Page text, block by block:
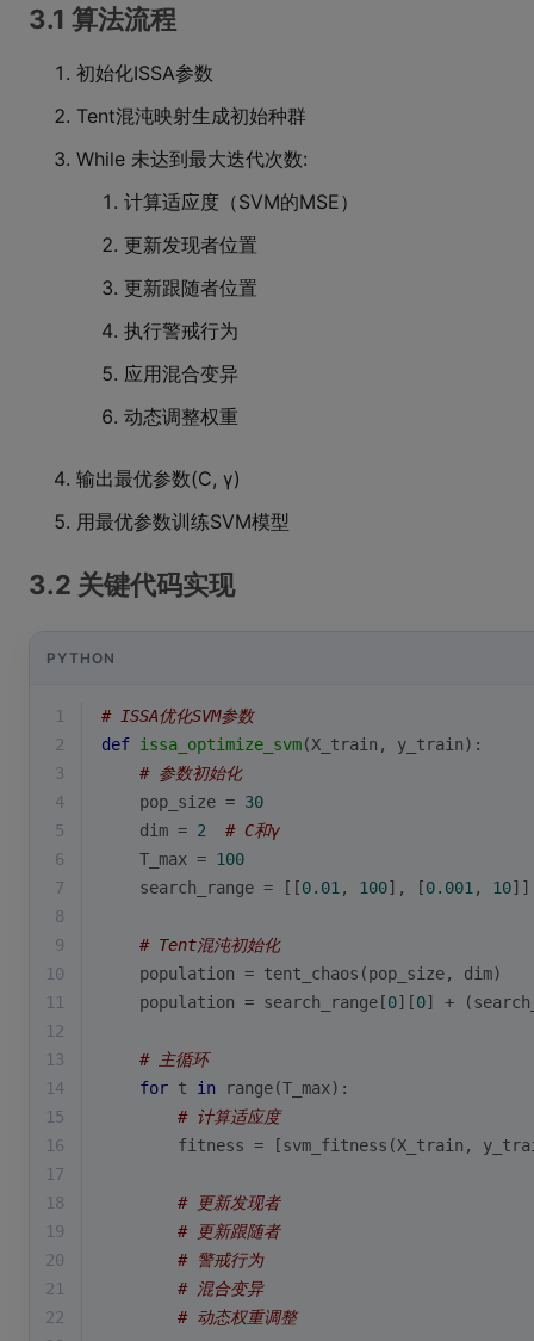
3.1 算法流程
初始化ISSA参数
Tent混沌映射生成初始种群
While 未达到最大迭代次数:
计算适应度（SVM的MSE）
更新发现者位置
更新跟随者位置
执行警戒行为
应用混合变异
动态调整权重
输出最优参数(C, γ)
用最优参数训练SVM模型
3.2 关键代码实现
PYTHON
1
# ISSA优化SVM参数
2
def issa_optimize_svm(X_train, y_train):
3
# 参数初始化
4
    pop_size =
30
5
    dim =
2
# C和γ
6
    T_max =
100
7
    search_range = [[
0.01 , 100], [0.001 , 10
8
9
# Tent混沌初始化
10
    population = tent_chaos(pop_size, dim)
11
    population = search_range[
0][0] +
12
13
# 主循环
14
for t in range(T_max):
15
# 计算适应度
16
fitness = [svm_fitness(X_train,
17
18
# 更新发现者
19
# 更新跟随者
20
# 警戒行为
21
# 混合变异
22
# 动态权重调整